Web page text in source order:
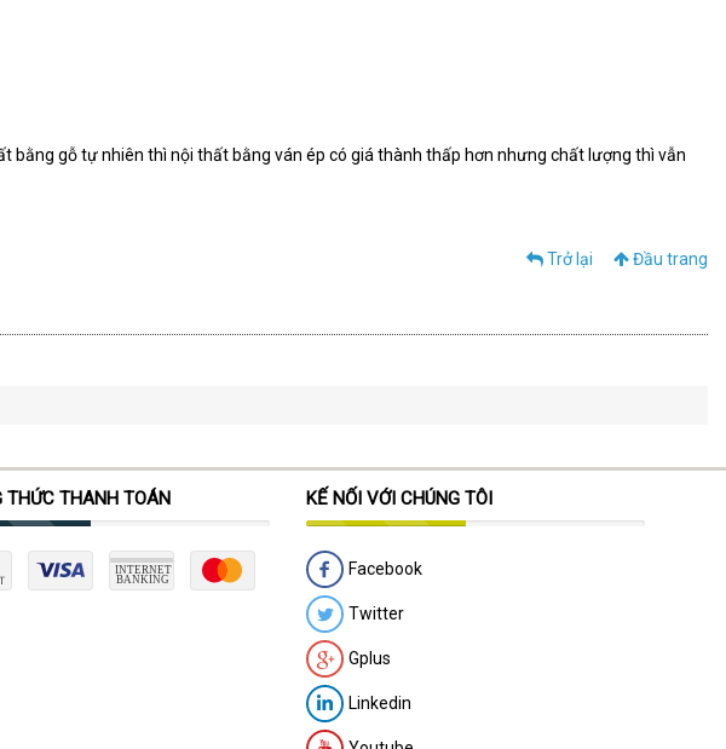
gỗ tự nhiên thì nội thất bằng ván ép có giá thành thấp hơn nhưng chất lượng thì vẫn
Trở lại Đầu trang
THỨC THANH TOÁN KẾ NỐI VỚI CHÚNG TÔI
Facebook
Twitter
Gplus
Linkedin